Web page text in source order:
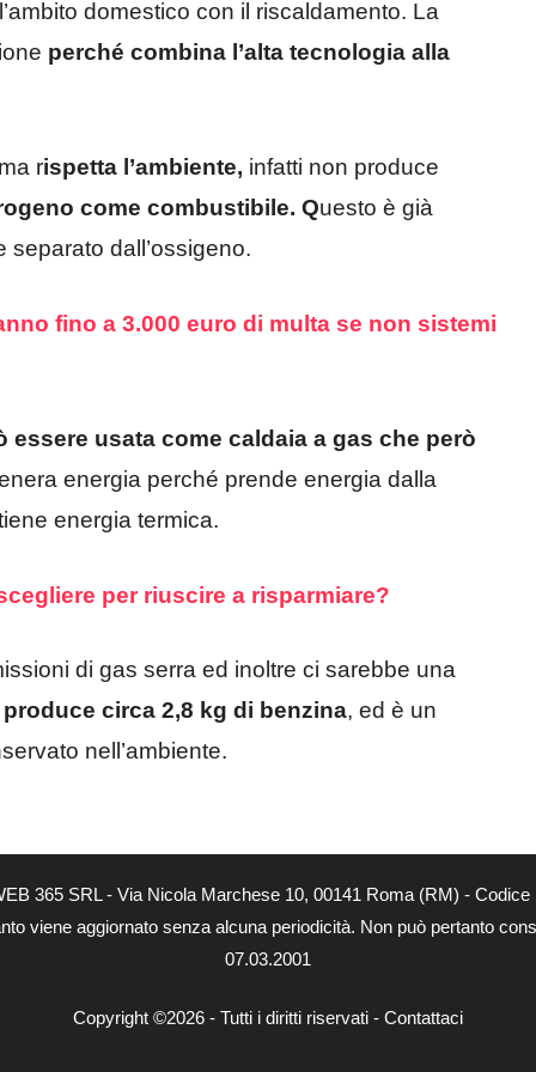
domestico con il riscaldamento. La
perché combina l’alta tecnologia alla
rispetta l’ambiente, infatti non produce
come combustibile. Questo è già
separato dall’ossigeno.
fino a 3.000 euro di multa se non sistemi
essere usata come caldaia a gas che però
energia perché prende energia dalla
energia termica.
per riuscire a risparmiare?
di gas serra ed inoltre ci sarebbe una
circa 2,8 kg di benzina, ed è un
nell’ambiente.
365 SRL - Via Nicola Marchese 10, 00141 Roma (RM) -
viene aggiornato senza alcuna periodicità. Non può pertanto
07.03.2001
Copyright ©2026 - Tutti i diritti riservati - Contattaci